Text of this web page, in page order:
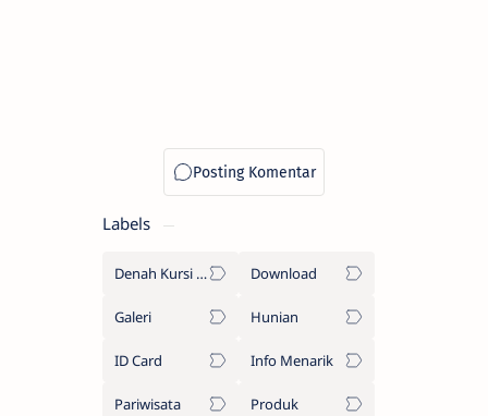
Labels
Denah Kursi Bus Download
Galeri Hunian
ID Card Info Menarik
Pariwisata Produk